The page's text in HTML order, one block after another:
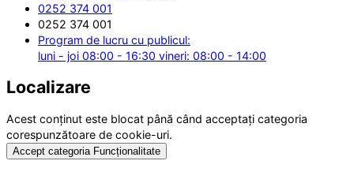
0252 374 001
0252 374 001
Program de lucru cu publicul:
luni - joi 08:00 - 16:30 vineri: 08:00 - 14:00
Localizare
Acest conținut este blocat până când acceptați categoria
corespunzătoare de cookie-uri.
Accept categoria Funcționalitate